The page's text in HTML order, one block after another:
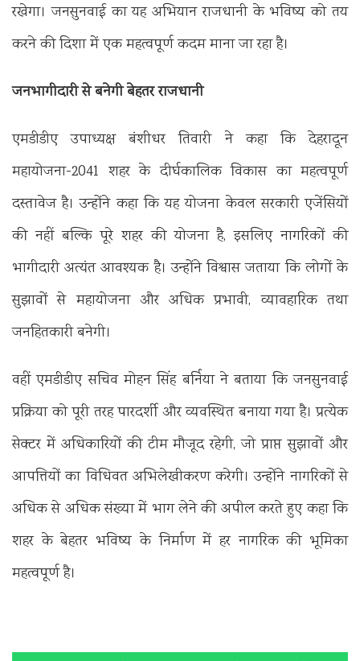
रखेगा। जनसुनवाई का यह अभियान राजधानी के भविष्य को तय
करने की दिशा में एक महत्वपूर्ण कदम माना जा रहा है।
जनभागीदारी से बनेगी बेहतर राजधानी
एमडीडीए उपाध्यक्ष बंशीधर तिवारी ने कहा कि देहरादून
महायोजना-2041 शहर के दीर्घकालिक विकास का महत्वपूर्ण
दस्तावेज है। उन्होंने कहा कि यह योजना केवल सरकारी एजेंसियों
की नहीं बल्कि पूरे शहर की योजना है, इसलिए नागरिकों की
भागीदारी अत्यंत आवश्यक है। उन्होंने विश्वास जताया कि लोगों के
सुझावों से महायोजना और अधिक प्रभावी, व्यावहारिक तथा
जनहितकारी बनेगी।
वहीं एमडीडीए सचिव मोहन सिंह बर्निया ने बताया कि जनसुनवाई
प्रक्रिया को पूरी तरह पारदर्शी और व्यवस्थित बनाया गया है। प्रत्येक
सेक्टर में अधिकारियों की टीम मौजूद रहेगी, जो प्राप्त सुझावों और
आपत्तियों का विधिवत अभिलेखीकरण करेगी। उन्होंने नागरिकों से
अधिक से अधिक संख्या में भाग लेने की अपील करते हुए कहा कि
शहर के बेहतर भविष्य के निर्माण में हर नागरिक की भूमिका
महत्वपूर्ण है।